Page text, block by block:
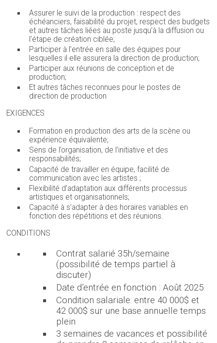
Assurer le suivi de la production : respect des
échéanciers, faisabilité du projet, respect des budgets
et autres tâches liées au poste jusqu’à la diffusion ou
l’étape de création ciblée;
Participer à l’entrée en salle des équipes pour
lesquelles il·elle assurera la direction de production;
Participer aux réunions de conception et de
production;
Et autres tâches reconnues pour le postes de
direction de production
EXIGENCES
Formation en production des arts de la scène ou
expérience équivalente;
Sens de l’organisation, de l’initiative et des
responsabilités;
Capacité de travailler en équipe, facilité de
communication avec les artistes ;
Flexibilité d’adaptation aux différents processus
artistiques et organisationnels;
Capacité à s’adapter à des horaires variables en
fonction des répétitions et des réunions.
CONDITIONS
Contrat salarié 35h/semaine
(possibilité de temps partiel à
discuter)
Date d’entrée en fonction : Août 2025
Condition salariale: entre 40 000$ et
42 000$ sur une base annuelle temps
plein
3 semaines de vacances et possibilité